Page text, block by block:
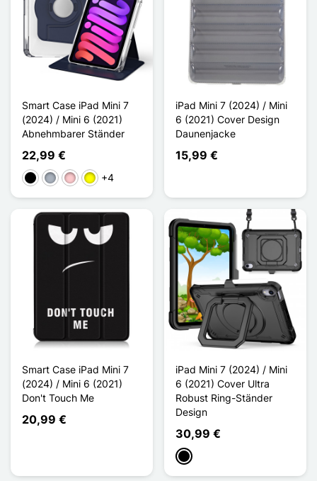
Smart Case iPad Mini 7
(2024) / Mini 6 (2021)
Abnehmbarer Ständer
22,99 €
Schwarz
GrauPinkGelb+4
iPad Mini 7 (2024) / Mini
6 (2021) Cover Design
Daunenjacke
15,99 €
Smart Case iPad Mini 7
(2024) / Mini 6 (2021)
Don't Touch Me
20,99 €
iPad Mini 7 (2024) / Mini
6 (2021) Cover Ultra
Robust Ring-Ständer
Design
30,99 €
Schwarz